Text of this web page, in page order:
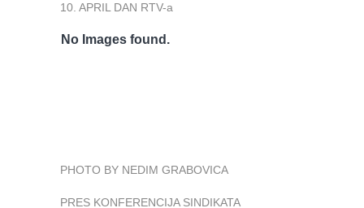
10. APRIL DAN RTV-a
No Images found.
PHOTO BY NEDIM GRABOVICA
PRES KONFERENCIJA SINDIKATA